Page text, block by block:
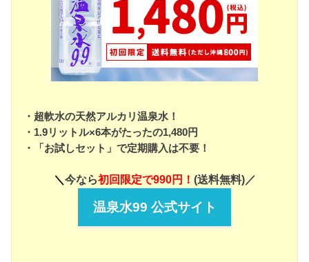
・超軟水の天然アルカリ温泉水！
・1.9リットル×6本がたったの1,480円
・「お試しセット」で定期購入は不要！
＼ 今なら初回限定で990円！ (送料無料)／
温泉水99 公式サイト